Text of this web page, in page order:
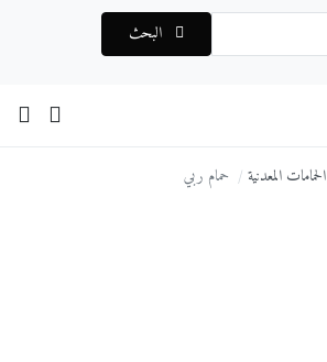
البحث
الحمامات المعدنية حمام ربي